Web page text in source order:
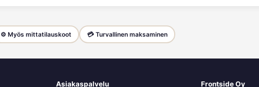
⚙️ Myös mittatilauskoot 💳 Turvallinen maksaminen
Asiakaspalvelu Frontside Oy